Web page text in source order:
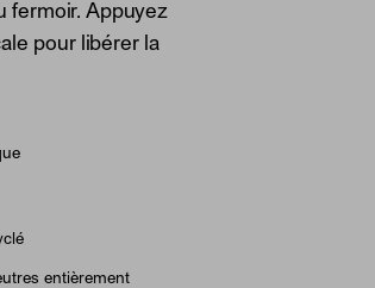
fermoir. Appuyez
pour libérer la
entièrement